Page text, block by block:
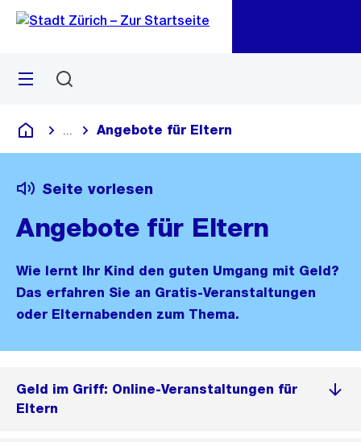
Navigation
Sprunglink
Menü
Deutsch
Blende alle Breadcrumbs ein
Angebote für Eltern
Seite vorlesen
Angebote für Eltern
Wie lernt Ihr Kind den guten Umgang mit Geld?
Das erfahren Sie an Gratis-Veranstaltungen
oder Elternabenden zum Thema.
Geld im Griff: Online-Veranstaltungen für
Eltern